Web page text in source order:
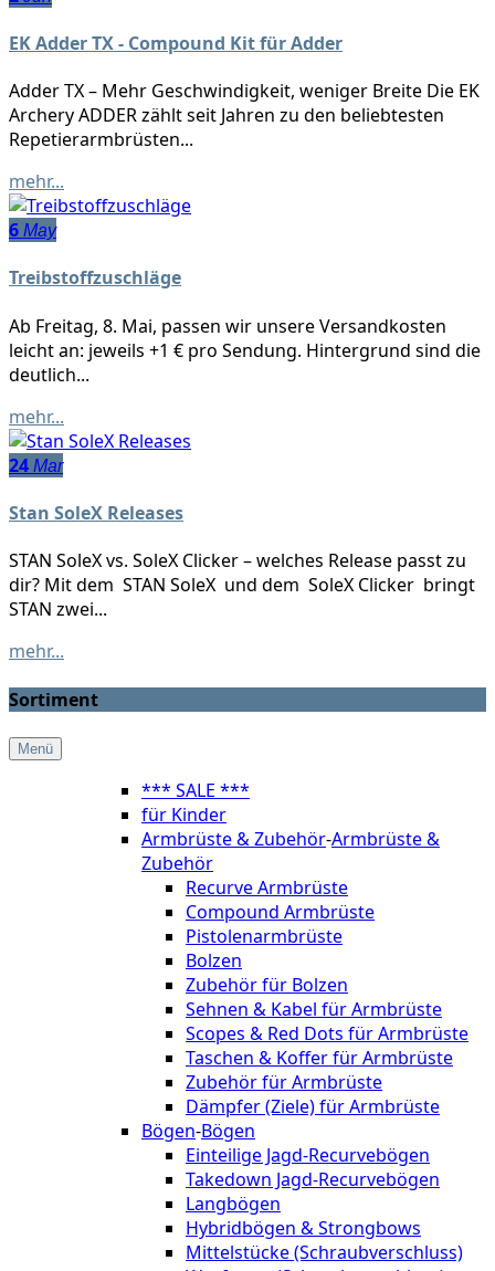
EK Adder TX - Compound Kit für Adder
Adder TX – Mehr Geschwindigkeit, weniger Breite Die EK
Archery ADDER zählt seit Jahren zu den beliebtesten
Repetierarmbrüsten...
mehr...
6 May
Treibstoffzuschläge
Ab Freitag, 8. Mai, passen wir unsere Versandkosten
leicht an: jeweils +1 € pro Sendung. Hintergrund sind die
deutlich...
mehr...
24 Mar
Stan SoleX Releases
STAN SoleX vs. SoleX Clicker – welches Release passt zu
dir? Mit dem STAN SoleX und dem SoleX Clicker bringt
STAN zwei...
mehr...
Sortiment
Menü
*** SALE ***
für Kinder
Armbrüste & Zubehör-Armbrüste &
Zubehör
Recurve Armbrüste
Compound Armbrüste
Pistolenarmbrüste
Bolzen
Zubehör für Bolzen
Sehnen & Kabel für Armbrüste
Scopes & Red Dots für Armbrüste
Taschen & Koffer für Armbrüste
Zubehör für Armbrüste
Dämpfer (Ziele) für Armbrüste
Bögen-Bögen
Einteilige Jagd-Recurvebögen
Takedown Jagd-Recurvebögen
Langbögen
Hybridbögen & Strongbows
Mittelstücke (Schraubverschluss)